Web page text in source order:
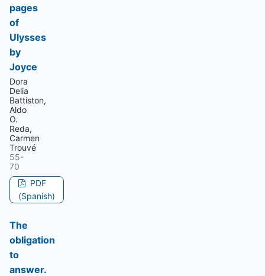
pages
of
Ulysses
by
Joyce
Dora
Delia
Battiston,
Aldo
O.
Reda,
Carmen
Trouvé
55-
70
PDF
(Spanish)
The
obligation
to
answer.